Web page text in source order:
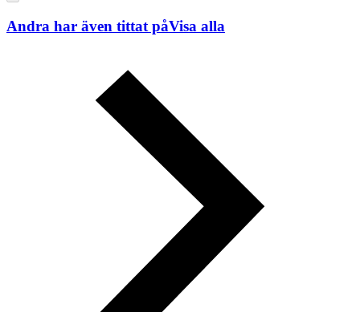
Andra har även tittat påVisa alla